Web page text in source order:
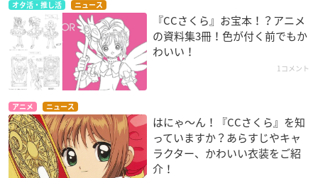
オタ活・推し活 ニュース
『CCさくら』お宝本！？アニメ
の資料集3冊！色が付く前でもか
わいい！
1コメント
アニメ ニュース
はにゃ〜ん！『CCさくら』を知
っていますか？あらすじやキャ
ラクター、かわいい衣装をご紹
介！